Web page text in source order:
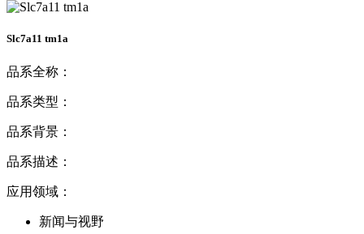
Slc7a11 tm1a
品系全称：
品系类型：
品系背景：
品系描述：
应用领域：
新闻与视野